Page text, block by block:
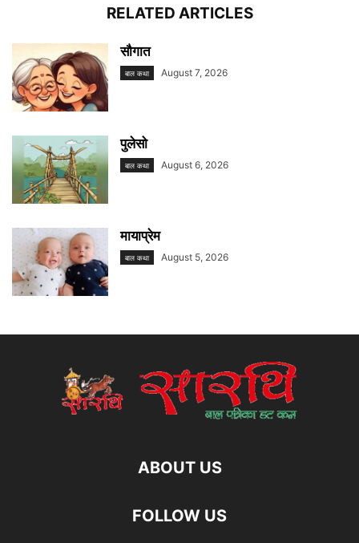
RELATED ARTICLES
सौगात
बाल कथा August 7, 2026
पुलेसो
बाल कथा August 6, 2026
मायाप्रेम
बाल कथा August 5, 2026
ABOUT US
FOLLOW US